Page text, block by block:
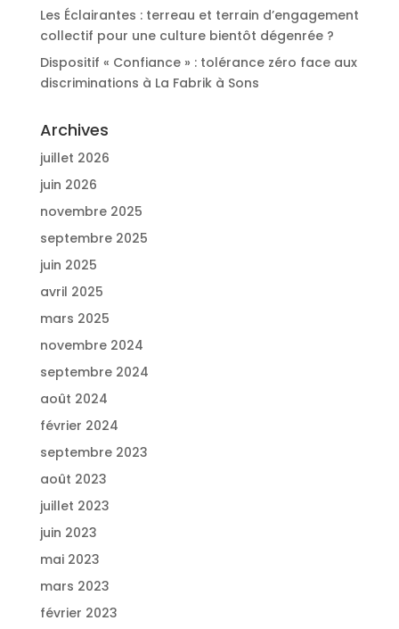
Les Éclairantes : terreau et terrain d’engagement
collectif pour une culture bientôt dégenrée ?
Dispositif « Confiance » : tolérance zéro face aux
discriminations à La Fabrik à Sons
Archives
juillet 2026
juin 2026
novembre 2025
septembre 2025
juin 2025
avril 2025
mars 2025
novembre 2024
septembre 2024
août 2024
février 2024
septembre 2023
août 2023
juillet 2023
juin 2023
mai 2023
mars 2023
février 2023